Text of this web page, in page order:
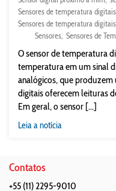
Sensores de temperatura
Sensores de temperatura
Sensores Sensores de
O sensor de temperatura
temperatura em um sinal
analógicos, que produzem
digitais oferecem leituras
Em geral, o sensor [...]
Leia a notícia
Contatos
+55 (11) 2295-9010